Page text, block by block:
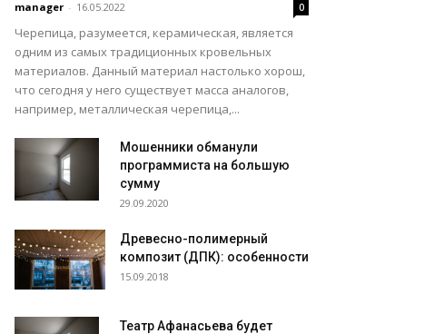
manager - 16.05.2022 0
Черепица, разумеется, керамическая, является
одним из самых традиционных кровельных
материалов. Данный материал настолько хорош,
что сегодня у него существует масса аналогов,
например, металлическая черепица,...
Мошенники обманули
программиста на большую
сумму
29.09.2020
Древесно-полимерный
композит (ДПК): особенности
15.09.2018
Театр Афанасьева будет